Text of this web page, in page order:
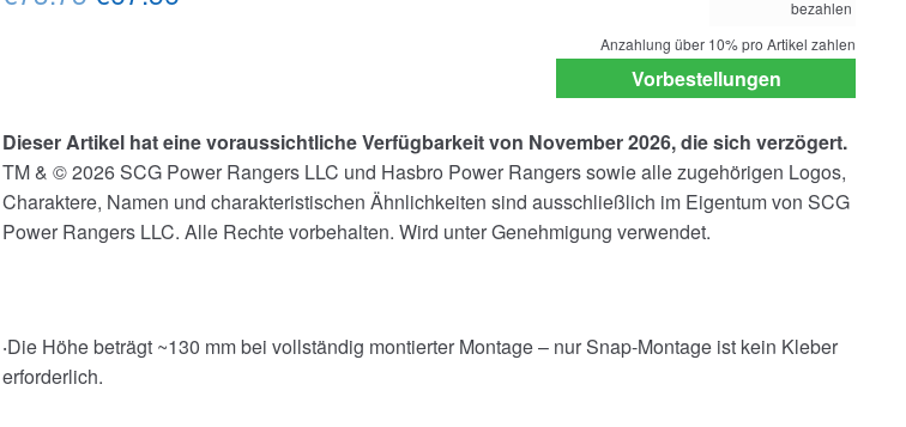
option
bezahlen
Anzahlung über 10%pro Artikel zahlen
Vorbestellungen
Dieser Artikel hat eine voraussichtliche Verfügbarkeit von November 2026, die sich verzögert.
TM & © 2026 SCG Power Rangers LLC und Hasbro Power Rangers sowie alle zugehörigen Logos,
Charaktere, Namen und charakteristischen Ähnlichkeiten sind ausschließlich im Eigentum von SCG
Power Rangers LLC. Alle Rechte vorbehalten. Wird unter Genehmigung verwendet.
‧Die Höhe beträgt ~130 mm bei vollständig montierter Montage – nur Snap-Montage ist kein Kleber
erforderlich.